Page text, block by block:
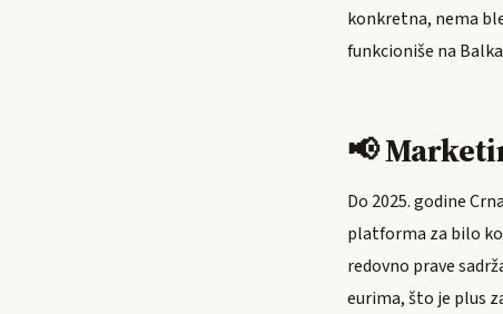
konkretna, nema
funkcioniše na
📢
Do 2025. godine
platforma za bilo
redovno prave
eurima, što je plus